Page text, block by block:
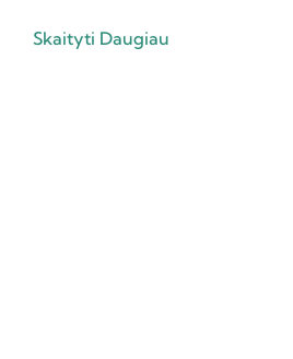
Skaityti Daugiau